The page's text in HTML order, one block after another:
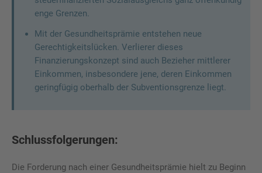
enge Grenzen.
Mit der Gesundheitsprämie entstehen neue
Gerechtigkeitslücken. Verlierer dieses
Finanzierungskonzept sind auch Bezieher mittlerer
Einkommen, insbesondere jene, deren Einkommen
geringfügig oberhalb der Subventionsgrenze liegt.
Schlussfolgerungen:
Die Forderung nach einer Gesundheitsprämie hielt zu Beginn